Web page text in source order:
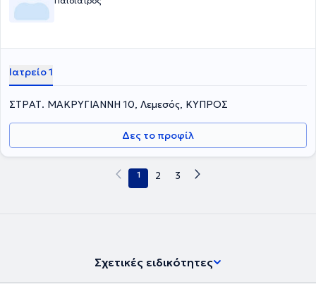
Ιατρείο 1
ΣΤΡΑΤ. ΜΑΚΡΥΓΙΑΝΝΗ 10, Λεμεσός, ΚΥΠΡΟΣ
Δες το προφίλ
1 2 3
Σχετικές ειδικότητες